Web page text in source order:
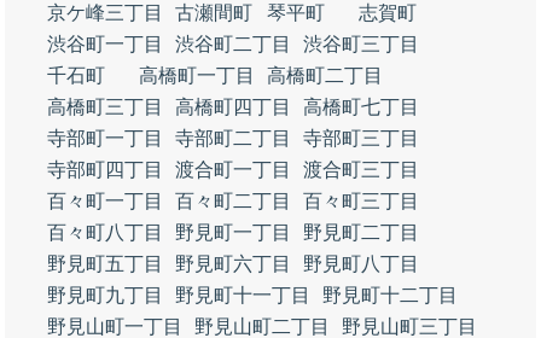
京ケ峰三丁目
古瀬間町 琴平町
志賀町
渋谷町一丁目
渋谷町二丁目
渋谷町三丁目
千石町
高橋町一丁目
高橋町二丁目
高橋町三丁目
高橋町四丁目
高橋町七丁目
寺部町一丁目
寺部町二丁目
寺部町三丁目
寺部町四丁目
渡合町一丁目
渡合町三丁目
百々町一丁目
百々町二丁目
百々町三丁目
百々町八丁目
野見町一丁目
野見町二丁目
野見町五丁目
野見町六丁目
野見町八丁目
野見町九丁目
野見町十一丁目
野見町十二丁目
野見山町一丁目
野見山町二丁目
野見山町三丁目